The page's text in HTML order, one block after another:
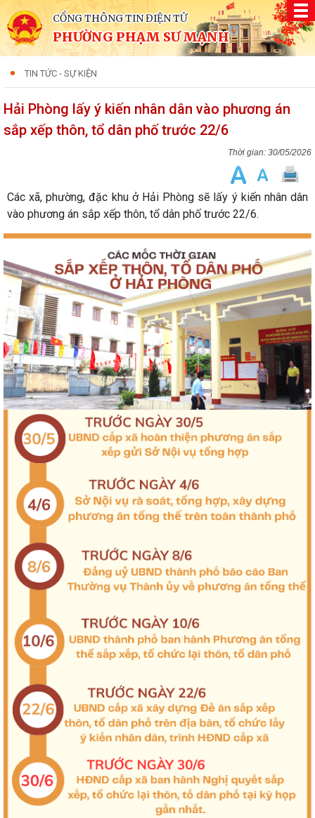
CỔNG THÔNG TIN ĐIỆN TỬ
PHƯỜNG PHẠM SƯ MẠNH
TIN TỨC - SỰ KIỆN
Hải Phòng lấy ý kiến nhân dân vào phương án
sắp xếp thôn, tổ dân phố trước 22/6
30/05/2026
Các xã, phường, đặc khu ở Hải Phòng sẽ lấy ý kiến nhân dân
vào phương án sắp xếp thôn, tổ dân phố trước 22/6.